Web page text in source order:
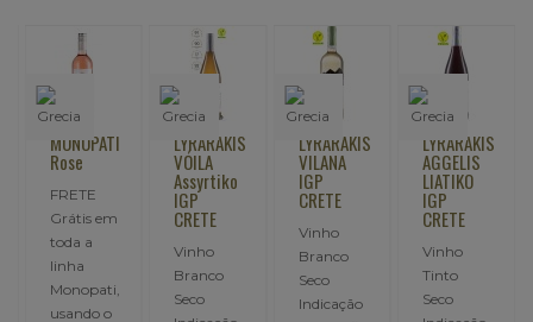
MONOPATI
Rose
FRETE
Grátis em
toda a
linha
Monopati,
usando o
LYRARAKIS
VÓILA
Assyrtiko
IGP
CRETE
Vinho
Branco
Seco
LYRARAKIS
VILANA
IGP
CRETE
Vinho
Branco
Seco
Indicação
LYRARAKIS
AGGELIS
LIATIKO
IGP
CRETE
Vinho
Tinto
Seco